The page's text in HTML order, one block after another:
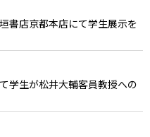
書店京都本店にて学生展示を
学生が松井大輔客員教授への